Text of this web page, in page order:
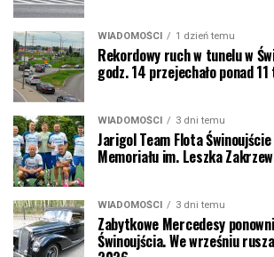
WIADOMOŚCI 1 dzień temu
Rekordowy ruch w tunelu w
godz. 14 przejechało ponad
WIADOMOŚCI 3 dni temu
Jarigol Team Flota
Memoriału im. Leszka
WIADOMOŚCI 3 dni temu
Zabytkowe Mercedesy
Świnoujścia. We wrześniu